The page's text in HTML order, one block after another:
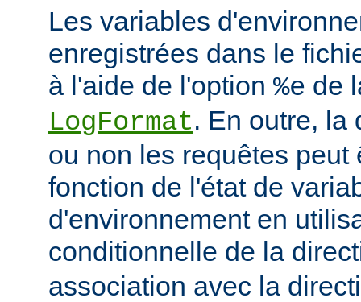
Les variables
enregistrées dans le
à l'aide de l'option %e de
LogFormat. En outre, la
ou non les requêtes peut
fonction de l'état de
d'environnement en
conditionnelle de la
association avec la